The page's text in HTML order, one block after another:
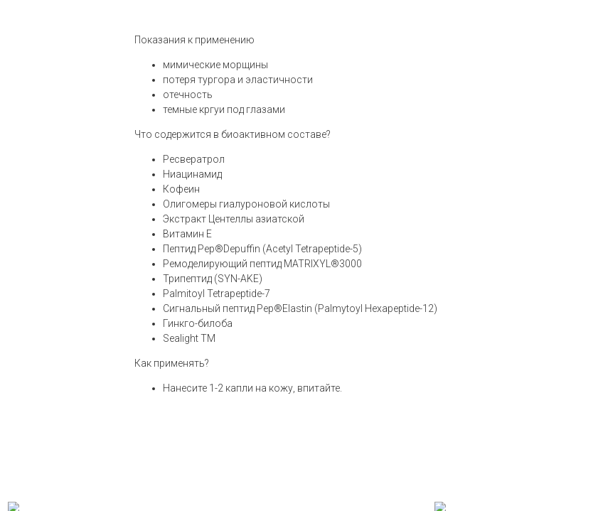
Показания к применению
мимические морщины
потеря тургора и эластичности
отечность
темные кргуи под глазами
Что содержится в биоактивном составе?
Ресвератрол
Ниацинамид
Кофеин
Олигомеры гиалуроновой кислоты
Экстракт Центеллы азиатской
Витамин Е
Пептид Pep®Depuffin (Acetyl Tetrapeptide-5)
Ремоделирующий пептид MATRIXYL®3000
Трипептид (SYN-AKE)
Palmitoyl Tetrapeptide-7
Сигнальный пептид Pep®Elastin (Palmytoyl Hexapeptide-12)
Гинкго-билоба
Sealight TM
Как применять?
Нанесите 1-2 капли на кожу, впитайте.